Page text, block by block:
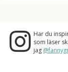
Har du
som läser
jag